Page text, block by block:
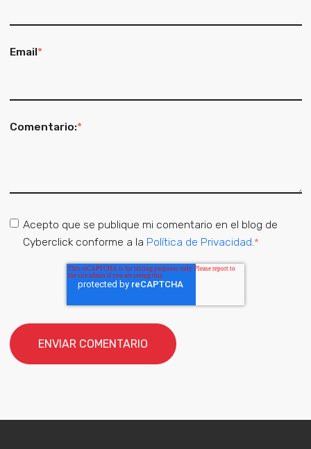
Email*
Comentario:*
Acepto que se publique mi comentario en el blog de
Cyberclick conforme a la Política de Privacidad.*